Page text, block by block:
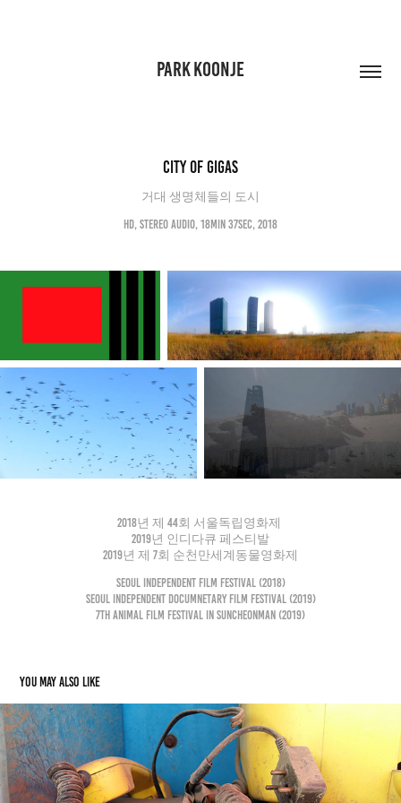
PARK KOONJE
CITY OF GIGAS
거대 생명체들의 도시
HD, Stereo audio, 18min 37sec, 2018
2018년 제 44회 서울독립영화제
2019년 인디다큐 페스티발
2019년 제 7회 순천만세계동물영화제
Seoul Independent Film Festival (2018)
Seoul Independent Documnetary Film Festival (2019)
7th Animal Film Festival in Suncheonman (2019)
You may also like